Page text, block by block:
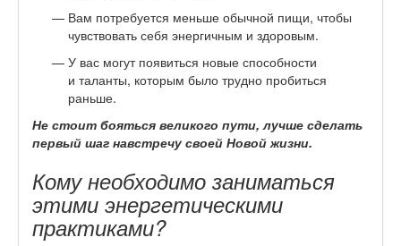
Вам потребуется меньше обычной пищи, чтобы
чувствовать себя энергичным и здоровым.
У вас могут появиться новые способности
и таланты, которым было трудно пробиться
раньше.
Не стоит бояться великого пути, лучше сделать
первый шаг навстречу своей Новой жизни.
Кому необходимо заниматься
этими энергетическими
практиками?